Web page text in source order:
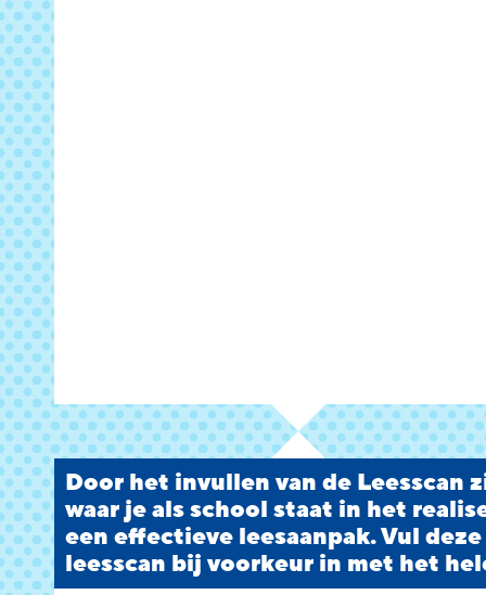
Door het invullen van de Leesscan
waar je als school staat in het
een effectieve leesaanpak. Vul deze
leesscan bij voorkeur in met het